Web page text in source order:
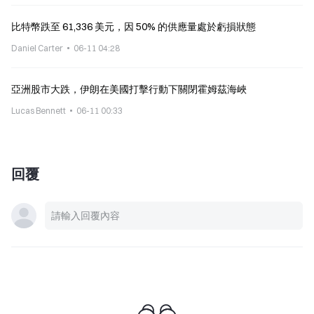
比特幣跌至 61,336 美元，因 50% 的供應量處於虧損狀態
Daniel Carter 06-11 04:28
亞洲股市大跌，伊朗在美國打擊行動下關閉霍姆茲海峽
Lucas Bennett 06-11 00:33
回覆